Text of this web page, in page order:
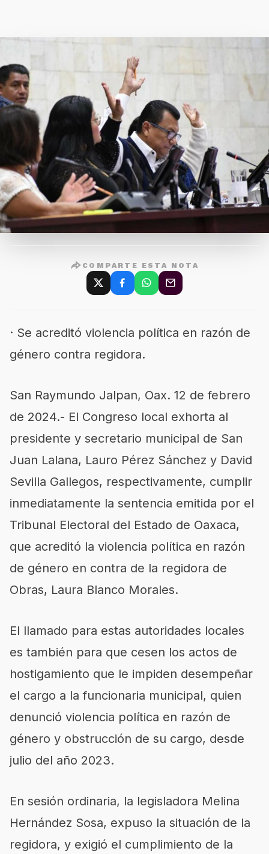
COMPARTE ESTA NOTA
· Se acreditó violencia política en razón de
género contra regidora.
San Raymundo Jalpan, Oax. 12 de febrero
de 2024.- El Congreso local exhorta al
presidente y secretario municipal de San
Juan Lalana, Lauro Pérez Sánchez y David
Sevilla Gallegos, respectivamente, cumplir
inmediatamente la sentencia emitida por el
Tribunal Electoral del Estado de Oaxaca,
que acreditó la violencia política en razón
de género en contra de la regidora de
Obras, Laura Blanco Morales.
El llamado para estas autoridades locales
es también para que cesen los actos de
hostigamiento que le impiden desempeñar
el cargo a la funcionaria municipal, quien
denunció violencia política en razón de
género y obstrucción de su cargo, desde
julio del año 2023.
En sesión ordinaria, la legisladora Melina
Hernández Sosa, expuso la situación de la
regidora, y exigió el cumplimiento de la